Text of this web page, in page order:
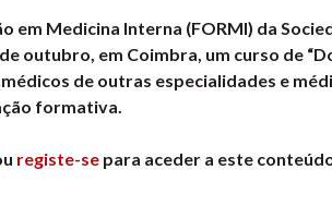
em Medicina Interna (FORMI) da
de outubro, em Coimbra, um curso de
de outras especialidades e
formativa.
registe-se para aceder a este